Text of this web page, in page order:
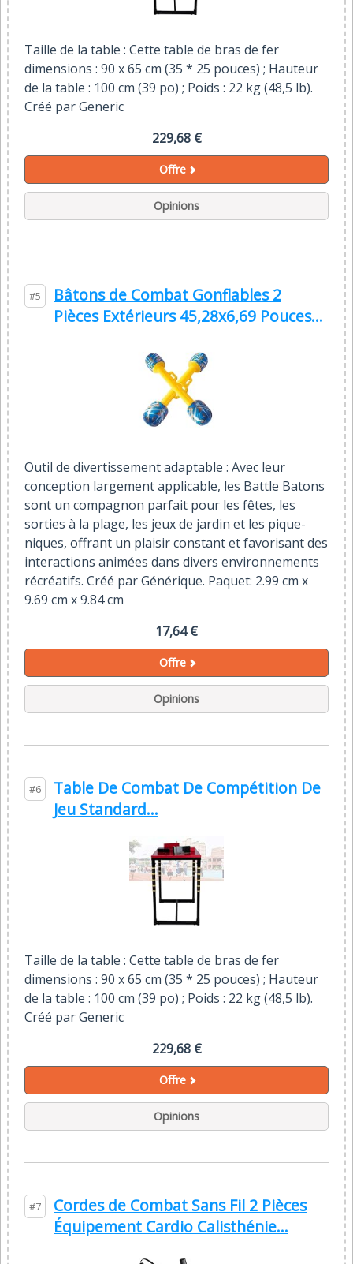
Taille de la table : Cette table de bras de fer
dimensions : 90 x 65 cm (35 * 25 pouces) ; Hauteur
de la table : 100 cm (39 po) ; Poids : 22 kg (48,5 lb).
Créé par Generic
229,68 €
Offre
Opinions
#5
Bâtons de Combat Gonflables 2
Pièces Extérieurs 45,28x6,69 Pouces...
Outil de divertissement adaptable : Avec leur
conception largement applicable, les Battle Batons
sont un compagnon parfait pour les fêtes, les
sorties à la plage, les jeux de jardin et les pique-
niques, offrant un plaisir constant et favorisant des
interactions animées dans divers environnements
récréatifs. Créé par Générique. Paquet: 2.99 cm x
9.69 cm x 9.84 cm
17,64 €
Offre
Opinions
#6
Table De Combat De Compétition De
Jeu Standard...
Taille de la table : Cette table de bras de fer
dimensions : 90 x 65 cm (35 * 25 pouces) ; Hauteur
de la table : 100 cm (39 po) ; Poids : 22 kg (48,5 lb).
Créé par Generic
229,68 €
Offre
Opinions
#7
Cordes de Combat Sans Fil 2 Pièces
Équipement Cardio Calisthénie...